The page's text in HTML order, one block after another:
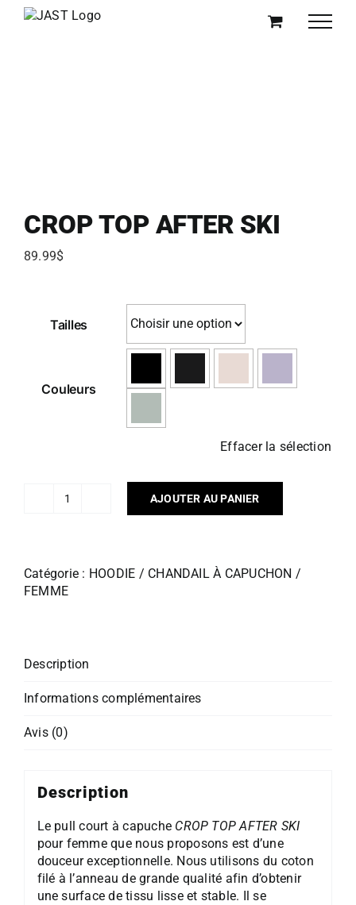
Passer
CROP TOP AFTER SKI
89.99$
Tailles
Couleurs
Effacer la sélection
quantité
AFTER
SKI
AJOUTER AU PANIER
Catégorie : HOODIE / CHANDAIL À CAPUCHON /
FEMME
Description
Informations complémentaires
Avis (0)
Description
Le pull court à capuche CROP TOP AFTER SKI
pour femme que nous proposons est d’une
douceur exceptionnelle. Nous utilisons du coton
filé à l’anneau de grande qualité afin d’obtenir
une surface de tissu lisse et stable. Il se